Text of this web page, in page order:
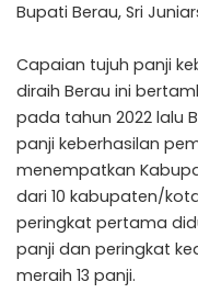
Bupati Berau, Sri
Capaian tujuh panji
diraih Berau ini
pada tahun 2022 lalu
panji keberhasilan
menempatkan
dari 10 kabupaten/
peringkat pertama
panji dan peringkat
meraih 13 panji.